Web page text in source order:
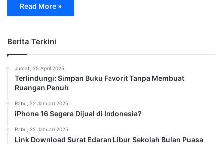
Read More »
Berita Terkini
Jumat, 25 April 2025
Terlindungi: Simpan Buku Favorit Tanpa Membuat
Ruangan Penuh
Rabu, 22 Januari 2025
iPhone 16 Segera Dijual di Indonesia?
Rabu, 22 Januari 2025
Link Download Surat Edaran Libur Sekolah Bulan Puasa